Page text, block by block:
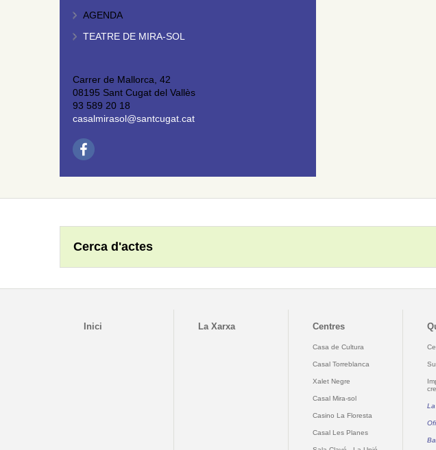
AGENDA
TEATRE DE MIRA-SOL
Carrer de Mallorca, 42
08195 Sant Cugat del Vallès
93 589 20 18
casalmirasol@santcugat.cat
Cerca d'actes
Inici La Xarxa Centres
Casa de Cultura
Casal Torreblanca
Xalet Negre
Casal Mira-sol
Casino La Floresta
Casal Les Planes